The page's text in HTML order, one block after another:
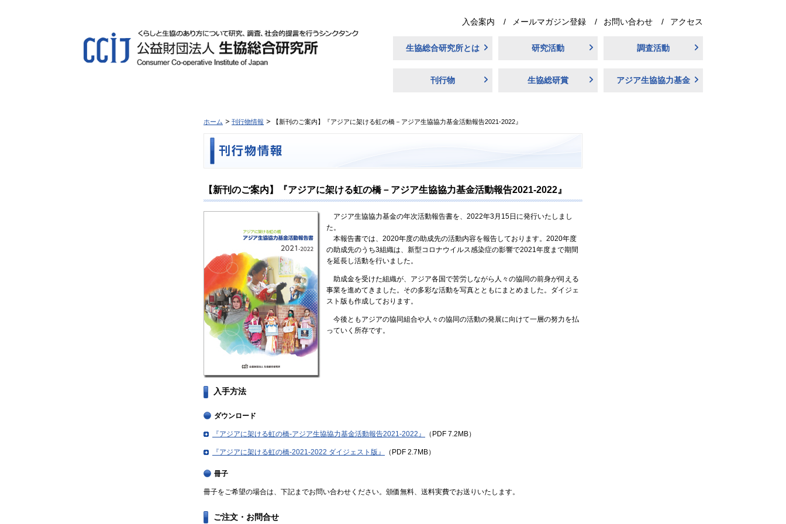
入会案内 メールマガジン登録 お問い合わせ アクセス
生協総合研究所とは 研究活動 調査活動
刊行物 生協総研賞 アジア生協協力基金
ホーム 刊行物情報 【新刊のご案内】『アジアに架ける虹の橋－アジア生協協力基金活動報告2021-2022』
【新刊のご案内】『アジアに架ける虹の橋－アジア生協協力基金活動報告2021-2022』
アジア生協協力基金の年次活動報告書を、2022年3月15日に発行いたしまし
た。
本報告書では、2020年度の助成先の活動内容を報告しております。2020年度
の助成先のうち3組織は、新型コロナウイルス感染症の影響で2021年度まで期間
を延長し活動を行いました。
助成金を受けた組織が、アジア各国で苦労しながら人々の協同の前身が伺える
事業を進めてきました。その多彩な活動を写真とともにまとめました。ダイジェ
スト版も作成しております。
今後ともアジアの協同組合や人々の協同の活動の発展に向けて一層の努力を払
っていく所存です。
入手方法
ダウンロード
『アジアに架ける虹の橋-アジア生協協力基金活動報告2021-2022』 （PDF 7.2MB）
『アジアに架ける虹の橋-2021-2022 ダイジェスト版』 （PDF 2.7MB）
冊子
冊子をご希望の場合は、下記までお問い合わせください。頒価無料、送料実費でお送りいたします。
ご注文・お問合せ